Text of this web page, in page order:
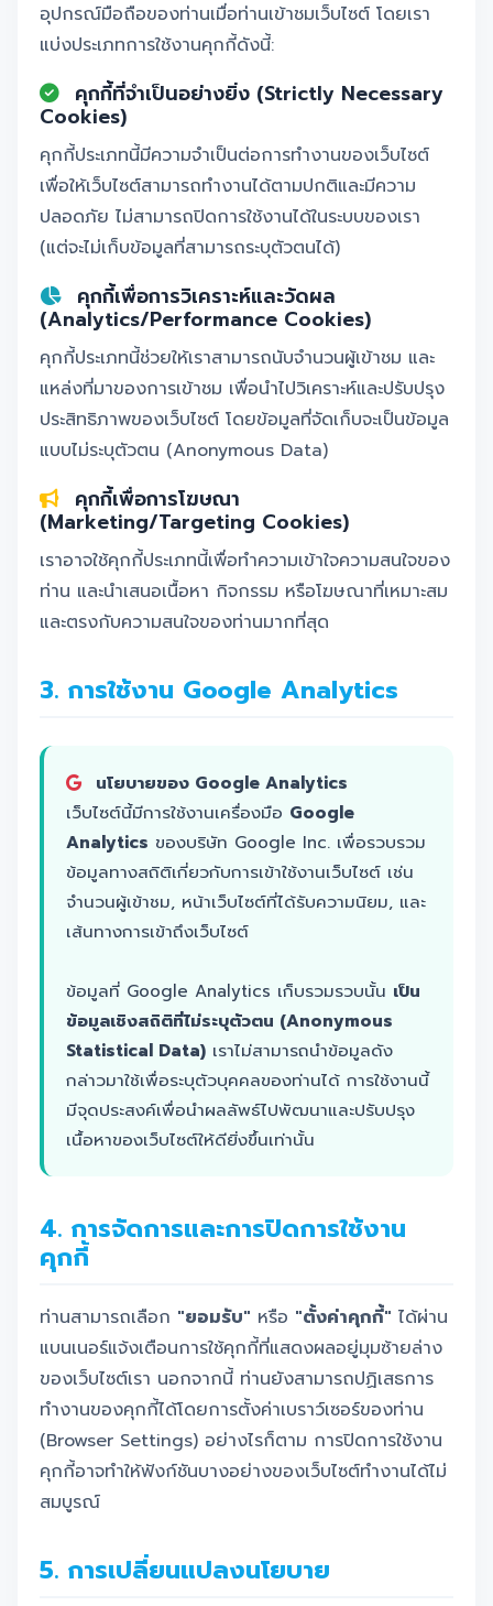
อุปกรณ์มือถือของท่านเมื่อท่านเข้าชมเว็บไซต์ โดยเรา
แบ่งประเภทการใช้งานคุกกี้ดังนี้:
คุกกี้ที่จำเป็นอย่างยิ่ง (Strictly Necessary
Cookies)
คุกกี้ประเภทนี้มีความจำเป็นต่อการทำงานของเว็บไซต์
เพื่อให้เว็บไซต์สามารถทำงานได้ตามปกติและมีความ
ปลอดภัย ไม่สามารถปิดการใช้งานได้ในระบบของเรา
(แต่จะไม่เก็บข้อมูลที่สามารถระบุตัวตนได้)
คุกกี้เพื่อการวิเคราะห์และวัดผล
(Analytics/Performance Cookies)
คุกกี้ประเภทนี้ช่วยให้เราสามารถนับจำนวนผู้เข้าชม และ
แหล่งที่มาของการเข้าชม เพื่อนำไปวิเคราะห์และปรับปรุง
ประสิทธิภาพของเว็บไซต์ โดยข้อมูลที่จัดเก็บจะเป็นข้อมูล
แบบไม่ระบุตัวตน (Anonymous Data)
คุกกี้เพื่อการโฆษณา
(Marketing/Targeting Cookies)
เราอาจใช้คุกกี้ประเภทนี้เพื่อทำความเข้าใจความสนใจของ
ท่าน และนำเสนอเนื้อหา กิจกรรม หรือโฆษณาที่เหมาะสม
และตรงกับความสนใจของท่านมากที่สุด
3. การใช้งาน Google Analytics
นโยบายของ Google Analytics
เว็บไซต์นี้มีการใช้งานเครื่องมือ Google
Analytics ของบริษัท Google Inc. เพื่อรวบรวม
ข้อมูลทางสถิติเกี่ยวกับการเข้าใช้งานเว็บไซต์ เช่น
จำนวนผู้เข้าชม, หน้าเว็บไซต์ที่ได้รับความนิยม, และ
เส้นทางการเข้าถึงเว็บไซต์
ข้อมูลที่ Google Analytics เก็บรวมรวบนั้น เป็น
ข้อมูลเชิงสถิติที่ไม่ระบุตัวตน (Anonymous
Statistical Data) เราไม่สามารถนำข้อมูลดัง
กล่าวมาใช้เพื่อระบุตัวบุคคลของท่านได้ การใช้งานนี้
มีจุดประสงค์เพื่อนำผลลัพธ์ไปพัฒนาและปรับปรุง
เนื้อหาของเว็บไซต์ให้ดียิ่งขึ้นเท่านั้น
4. การจัดการและการปิดการใช้งาน
คุกกี้
ท่านสามารถเลือก "ยอมรับ" หรือ "ตั้งค่าคุกกี้" ได้ผ่าน
แบนเนอร์แจ้งเตือนการใช้คุกกี้ที่แสดงผลอยู่มุมซ้ายล่าง
ของเว็บไซต์เรา นอกจากนี้ ท่านยังสามารถปฏิเสธการ
ทำงานของคุกกี้ได้โดยการตั้งค่าเบราว์เซอร์ของท่าน
(Browser Settings) อย่างไรก็ตาม การปิดการใช้งาน
คุกกี้อาจทำให้ฟังก์ชันบางอย่างของเว็บไซต์ทำงานได้ไม่
สมบูรณ์
5. การเปลี่ยนแปลงนโยบาย